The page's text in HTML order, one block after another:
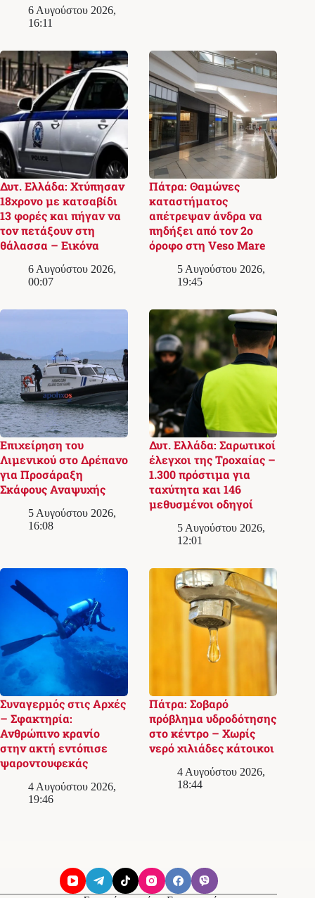
6 Αυγούστου 2026,
16:11
Δυτ. Ελλάδα: Χτύπησαν
18χρονο με κατσαβίδι
13 φορές και πήγαν να
τον πετάξουν στη
θάλασσα – Εικόνα
6 Αυγούστου 2026,
00:07
Πάτρα: Θαμώνες
καταστήματος
απέτρεψαν άνδρα να
πηδήξει από τον 2ο
όροφο στη Veso Mare
5 Αυγούστου 2026,
19:45
Επιχείρηση του
Λιμενικού στο Δρέπανο
για Προσάραξη
Σκάφους Αναψυχής
5 Αυγούστου 2026,
16:08
Δυτ. Ελλάδα: Σαρωτικοί
έλεγχοι της Τροχαίας –
1.300 πρόστιμα για
ταχύτητα και 146
μεθυσμένοι οδηγοί
5 Αυγούστου 2026,
12:01
Συναγερμός στις Αρχές
– Σφακτηρία:
Ανθρώπινο κρανίο
στην ακτή εντόπισε
ψαροντουφεκάς
4 Αυγούστου 2026,
19:46
Πάτρα: Σοβαρό
πρόβλημα υδροδότησης
στο κέντρο – Χωρίς
νερό χιλιάδες κάτοικοι
4 Αυγούστου 2026,
18:44